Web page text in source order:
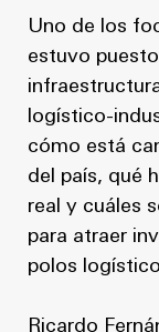
Uno de los
estuvo
logístico-
cómo está
del país, qué
real y cuáles
para atraer
polos
Ricardo